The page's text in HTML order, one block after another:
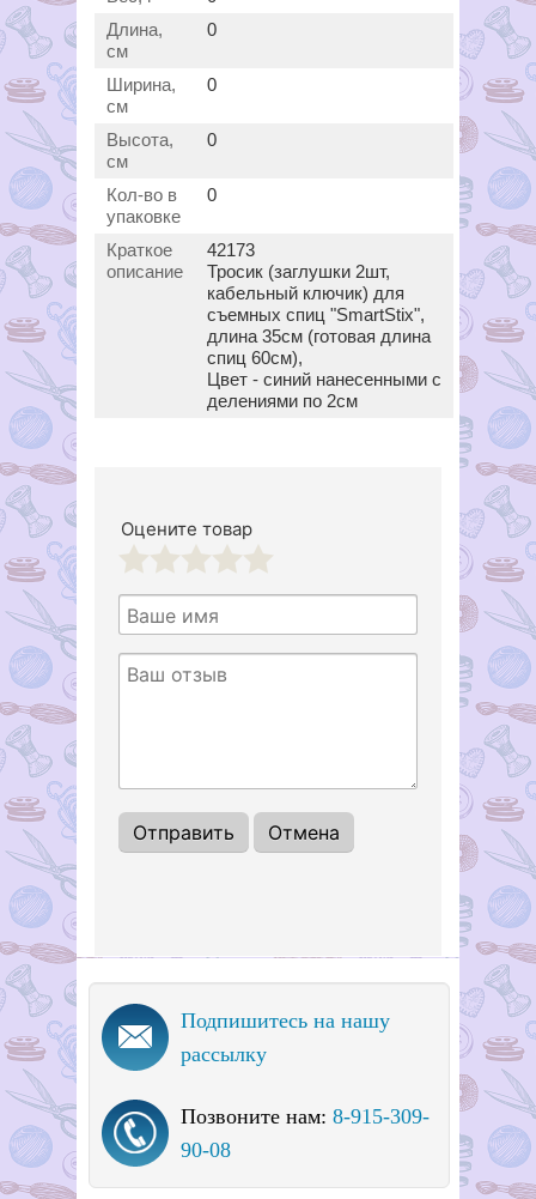
Длина,
см
0
Ширина,
см
0
Высота,
см
0
Кол-во в
упаковке
0
Краткое
описание
42173
Тросик (заглушки 2шт,
кабельный ключик) для
съемных спиц "SmartStix",
длина 35см (готовая длина
спиц 60см),
Цвет - синий нанесенными с
делениями по 2см
Оцените товар
Подпишитесь на нашу
рассылку
Позвоните нам: 8-915-309-
90-08